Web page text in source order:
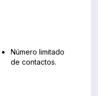
Número limitado
de contactos.